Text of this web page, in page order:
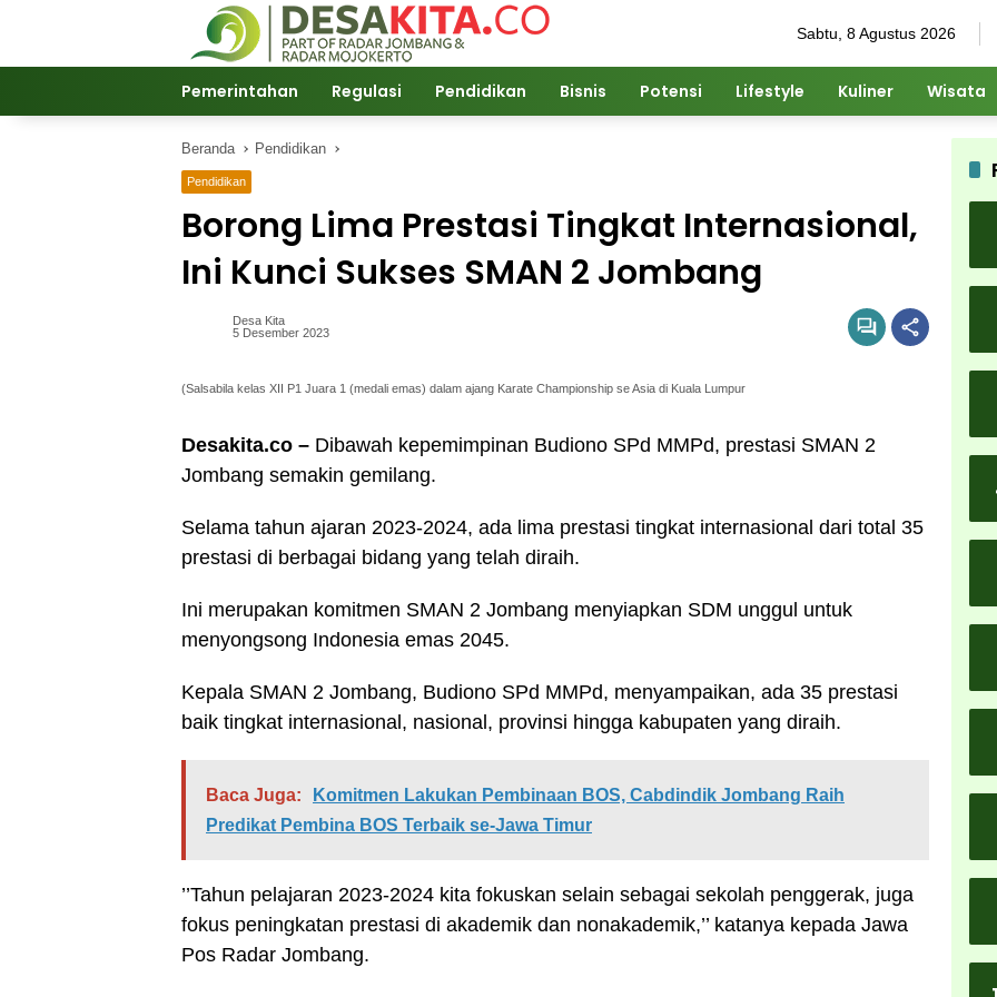
Sabtu, 8 Agustus 2026
Pemerintahan Regulasi Pendidikan Bisnis Potensi Lifestyle Kuliner Wisata
Beranda Pendidikan
Pendidikan
Borong Lima Prestasi Tingkat Internasional,
Ini Kunci Sukses SMAN 2 Jombang
Desa Kita
5 Desember 2023
(Salsabila kelas XII P1 Juara 1 (medali emas) dalam ajang Karate Championship se Asia di Kuala Lumpur
Desakita.co – Dibawah kepemimpinan Budiono SPd MMPd, prestasi SMAN 2
Jombang semakin gemilang.
Selama tahun ajaran 2023-2024, ada lima prestasi tingkat internasional dari total 35
prestasi di berbagai bidang yang telah diraih.
Ini merupakan komitmen SMAN 2 Jombang menyiapkan SDM unggul untuk
menyongsong Indonesia emas 2045.
Kepala SMAN 2 Jombang, Budiono SPd MMPd, menyampaikan, ada 35 prestasi
baik tingkat internasional, nasional, provinsi hingga kabupaten yang diraih.
Baca Juga:
Komitmen Lakukan Pembinaan BOS, Cabdindik Jombang Raih
Predikat Pembina BOS Terbaik se-Jawa Timur
’’Tahun pelajaran 2023-2024 kita fokuskan selain sebagai sekolah penggerak, juga
fokus peningkatan prestasi di akademik dan nonakademik,’’ katanya kepada Jawa
Pos Radar Jombang.